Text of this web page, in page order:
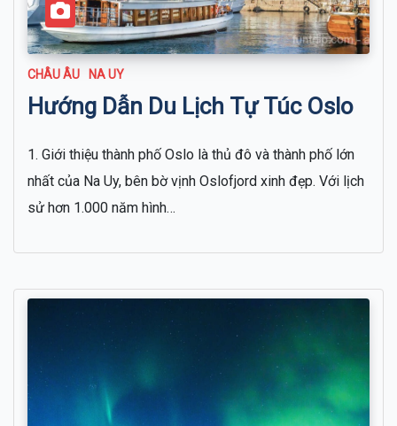
CHÂU ÂU NA UY
Hướng Dẫn Du Lịch Tự Túc Oslo
1. Giới thiệu thành phố Oslo là thủ đô và thành phố lớn
nhất của Na Uy, bên bờ vịnh Oslofjord xinh đẹp. Với lịch
sử hơn 1.000 năm hình…